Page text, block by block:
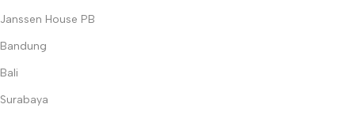
Janssen House PB
Bandung
Bali
Surabaya